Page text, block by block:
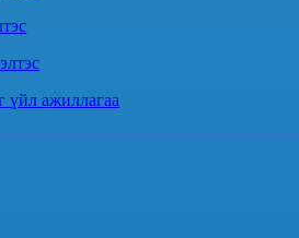
үйл ажиллагаа